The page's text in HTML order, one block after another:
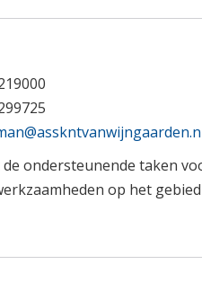
ondersteunende taken
op het